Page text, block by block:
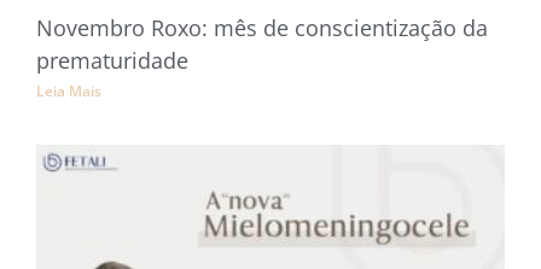
Novembro Roxo: mês de conscientização da
prematuridade
Leia Mais